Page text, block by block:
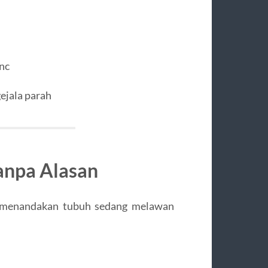
parah
Alasan
tubuh sedang melawan